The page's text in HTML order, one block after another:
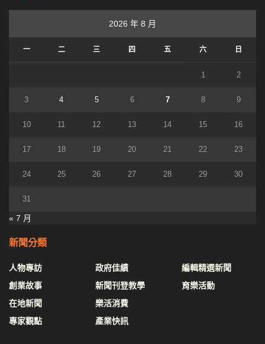
2026 年 8 月
一 二 三 四 五 六 日
1 2
3 4 5 6 7 8 9
10 11 12 13 14 15 16
17 18 19 20 21 22 23
24 25 26 27 28 29 30
31
« 7 月
新聞分類
人物專訪
創業故事
在地新聞
專家觀點
政府佳績
新聞刊登教學
樂活消費
產業快訊
編輯精選新聞
育樂活動